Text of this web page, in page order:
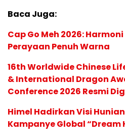
Baca Juga:
Cap Go Meh 2026:
Perayaan Penuh Warna
16th Worldwide Chinese
& International Dragon
Conference 2026 Resmi
Himel Hadirkan Visi
Kampanye Global “Dream